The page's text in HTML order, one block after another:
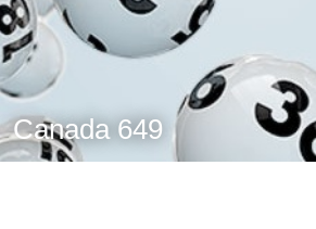
Canada 649